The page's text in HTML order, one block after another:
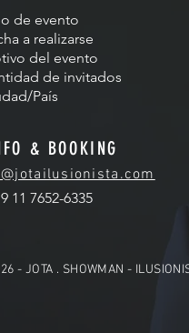
de evento
a realizarse
del evento
de invitados
País
& BOOKING
11 7652-6335
- JOTA . SHOWMAN -